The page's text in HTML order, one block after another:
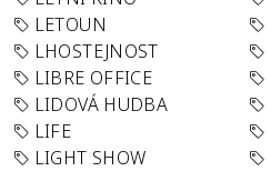
LETOUN
LHOSTEJNOST
LIBRE OFFICE
LIDOVÁ HUDBA
LIFE
LIGHT SHOW